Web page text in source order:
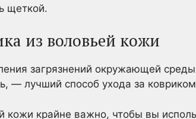
щеткой.
из воловьей кожи
загрязнений окружающей
— лучший способ ухода за
кожи крайне важно, чтобы вы